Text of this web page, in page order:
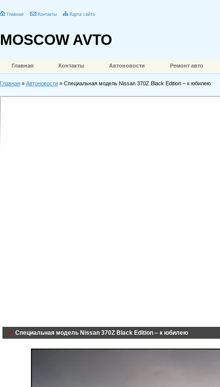
Главная Контакты Карта сайта
MOSCOW AVTO
Главная Контакты Автоновости Ремонт авто
Главная » Автоновости » Специальная модель Nissan 370Z Black Edition – к юбилею
Специальная модель Nissan 370Z Black Edition – к юбилею